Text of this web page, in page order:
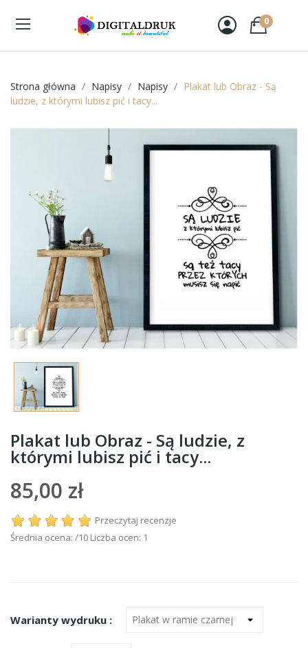
0
Strona główna Napisy Napisy
Plakat lub Obraz - Są
ludzie, z którymi lubisz pić i tacy...
Plakat lub Obraz - Są ludzie, z
którymi lubisz pić i tacy...
85,00 zł
Przeczytaj recenzje
Średnia ocena: /10 Liczba ocen: 1
Warianty wydruku :